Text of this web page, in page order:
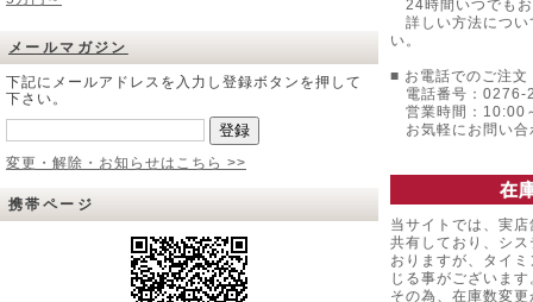
メールマガジン
下記にメールアドレスを入力し登録ボタンを押して
下さい。
変更・解除・お知らせはこちら >>
携帯ページ
24時間いつでも
詳しい方法につい
い。
■ お電話でのご注文
電話番号：0276-
営業時間：10:00
お気軽にお問い合
在
当サイトでは、実
共有しており、シ
おりますが、タイ
じる事がございます
その為、在庫数変